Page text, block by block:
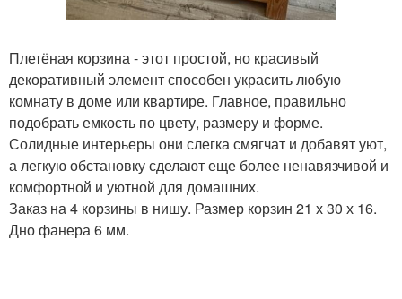
Плетёная корзина - этот простой, но красивый
декоративный элемент способен украсить любую
комнату в доме или квартире. Главное, правильно
подобрать емкость по цвету, размеру и форме.
Солидные интерьеры они слегка смягчат и добавят уют,
а легкую обстановку сделают еще более ненавязчивой и
комфортной и уютной для домашних.
Заказ на 4 корзины в нишу. Размер корзин 21 х 30 х 16.
Дно фанера 6 мм.